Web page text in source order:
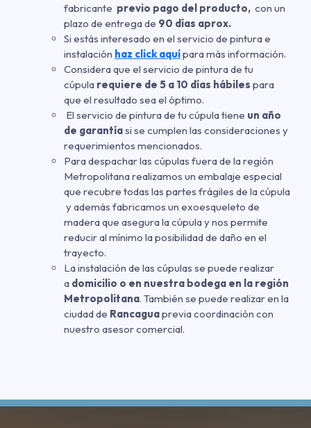
fabricante previo pago del producto, con un
plazo de entrega de 90 días aprox.
Si estás interesado en el servicio de pintura e
instalación haz click aquípara más información.
Considera que el servicio de pintura de tu
cúpula requiere de 5 a 10 días hábiles para
que el resultado sea el óptimo.
El servicio de pintura de tu cúpula tiene un año
de garantíasi se cumplen las consideraciones y
requerimientos mencionados.
Para despachar las cúpulas fuera de la región
Metropolitana realizamos un embalaje especial
que recubre todas las partes frágiles de la cúpula
y además fabricamos un exoesqueleto de
madera que asegura la cúpula y nos permite
reducir al mínimo la posibilidad de daño en el
trayecto.
La instalación de las cúpulas se puede realizar
a domicilio o en nuestra bodega en la región
Metropolitana. También se puede realizar en la
ciudad de Rancaguaprevia coordinación con
nuestro asesor comercial.